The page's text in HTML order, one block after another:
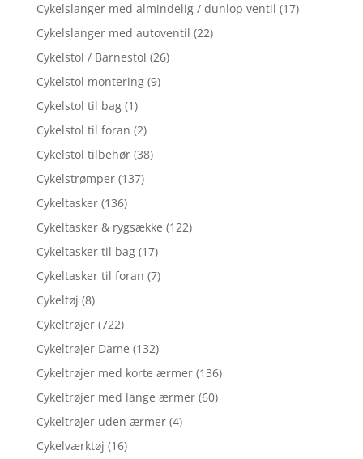
Cykelslanger med almindelig / dunlop ventil (17)
Cykelslanger med autoventil (22)
Cykelstol / Barnestol (26)
Cykelstol montering (9)
Cykelstol til bag (1)
Cykelstol til foran (2)
Cykelstol tilbehør (38)
Cykelstrømper (137)
Cykeltasker (136)
Cykeltasker & rygsække (122)
Cykeltasker til bag (17)
Cykeltasker til foran (7)
Cykeltøj (8)
Cykeltrøjer (722)
Cykeltrøjer Dame (132)
Cykeltrøjer med korte ærmer (136)
Cykeltrøjer med lange ærmer (60)
Cykeltrøjer uden ærmer (4)
Cykelværktøj (16)